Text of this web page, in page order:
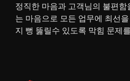
정직한 마음과 고객님의 불편
는 마음으로 모든 업무에 최선
지 뻥 뚫릴수 있도록 막힘 문제